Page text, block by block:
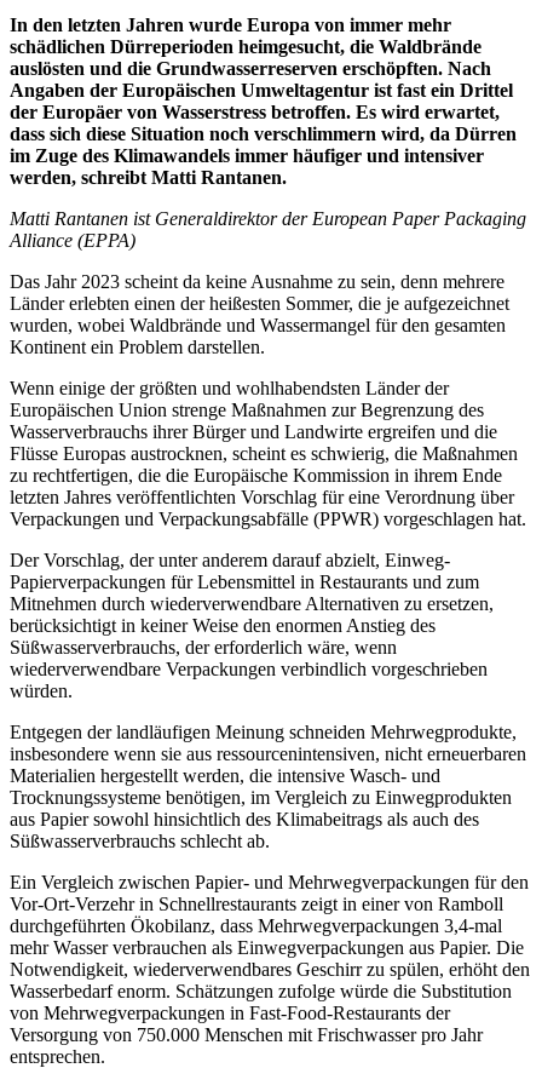
In den letzten Jahren wurde Europa von immer mehr
schädlichen Dürreperioden heimgesucht, die Waldbrände
auslösten und die Grundwasserreserven erschöpften. Nach
Angaben der Europäischen Umweltagentur ist fast ein Drittel
der Europäer von Wasserstress betroffen. Es wird erwartet,
dass sich diese Situation noch verschlimmern wird, da Dürren
im Zuge des Klimawandels immer häufiger und intensiver
werden, schreibt Matti Rantanen.
Matti Rantanen ist Generaldirektor der European Paper Packaging
Alliance (EPPA)
Das Jahr 2023 scheint da keine Ausnahme zu sein, denn mehrere
Länder erlebten einen der heißesten Sommer, die je aufgezeichnet
wurden, wobei Waldbrände und Wassermangel für den gesamten
Kontinent ein Problem darstellen.
Wenn einige der größten und wohlhabendsten Länder der
Europäischen Union strenge Maßnahmen zur Begrenzung des
Wasserverbrauchs ihrer Bürger und Landwirte ergreifen und die
Flüsse Europas austrocknen, scheint es schwierig, die Maßnahmen
zu rechtfertigen, die die Europäische Kommission in ihrem Ende
letzten Jahres veröffentlichten Vorschlag für eine Verordnung über
Verpackungen und Verpackungsabfälle (PPWR) vorgeschlagen hat.
Der Vorschlag, der unter anderem darauf abzielt, Einweg-
Papierverpackungen für Lebensmittel in Restaurants und zum
Mitnehmen durch wiederverwendbare Alternativen zu ersetzen,
berücksichtigt in keiner Weise den enormen Anstieg des
Süßwasserverbrauchs, der erforderlich wäre, wenn
wiederverwendbare Verpackungen verbindlich vorgeschrieben
würden.
Entgegen der landläufigen Meinung schneiden Mehrwegprodukte,
insbesondere wenn sie aus ressourcenintensiven, nicht erneuerbaren
Materialien hergestellt werden, die intensive Wasch- und
Trocknungssysteme benötigen, im Vergleich zu Einwegprodukten
aus Papier sowohl hinsichtlich des Klimabeitrags als auch des
Süßwasserverbrauchs schlecht ab.
Ein Vergleich zwischen Papier- und Mehrwegverpackungen für den
Vor-Ort-Verzehr in Schnellrestaurants zeigt in einer von Ramboll
durchgeführten Ökobilanz, dass Mehrwegverpackungen 3,4-mal
mehr Wasser verbrauchen als Einwegverpackungen aus Papier. Die
Notwendigkeit, wiederverwendbares Geschirr zu spülen, erhöht den
Wasserbedarf enorm. Schätzungen zufolge würde die Substitution
von Mehrwegverpackungen in Fast-Food-Restaurants der
Versorgung von 750.000 Menschen mit Frischwasser pro Jahr
entsprechen.